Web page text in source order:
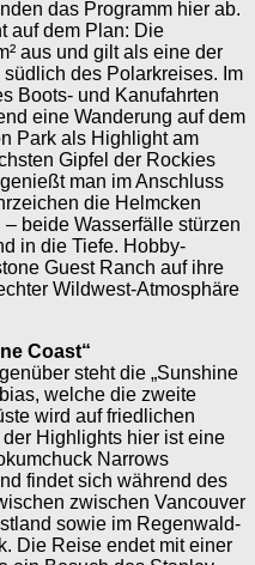
das Programm hier ab.
auf dem Plan: Die
aus und gilt als eine der
des Polarkreises. Im
Boots- und Kanufahrten
eine Wanderung auf dem
Park als Highlight am
Gipfel der Rockies
man im Anschluss
die Helmcken
beide Wasserfälle stürzen
in die Tiefe. Hobby-
Guest Ranch auf ihre
Wildwest-Atmosphäre
Coast“
steht die „Sunshine
welche die zweite
wird auf friedlichen
Highlights hier ist eine
Narrows
findet sich während des
zwischen Vancouver
sowie im Regenwald-
Die Reise endet mit einer